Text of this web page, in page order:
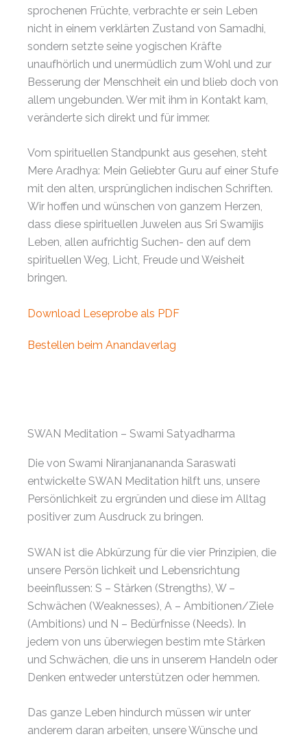
sprochenen Früchte, verbrachte er sein Leben
nicht in einem verklärten Zustand von Samadhi,
sondern setzte seine yogischen Kräfte
unaufhörlich und unermüdlich zum Wohl und zur
Besserung der Menschheit ein und blieb doch von
allem ungebunden. Wer mit ihm in Kontakt kam,
veränderte sich direkt und für immer.
Vom spirituellen Standpunkt aus gesehen, steht
Mere Aradhya: Mein Geliebter Guru auf einer Stufe
mit den alten, ursprünglichen indischen Schriften.
Wir hoffen und wünschen von ganzem Herzen,
dass diese spirituellen Juwelen aus Sri Swamijis
Leben, allen aufrichtig Suchen- den auf dem
spirituellen Weg, Licht, Freude und Weisheit
bringen.
Download Leseprobe als PDF
Bestellen beim Anandaverlag
SWAN Meditation – Swami Satyadharma
Die von Swami Niranjanananda Saraswati
entwickelte SWAN Meditation hilft uns, unsere
Persönlichkeit zu ergründen und diese im Alltag
positiver zum Ausdruck zu bringen.
SWAN ist die Abkürzung für die vier Prinzipien, die
unsere Persön lichkeit und Lebensrichtung
beeinflussen: S – Stärken (Strengths), W –
Schwächen (Weaknesses), A – Ambitionen/Ziele
(Ambitions) und N – Bedürfnisse (Needs). In
jedem von uns überwiegen bestim mte Stärken
und Schwächen, die uns in unserem Handeln oder
Denken entweder unterstützen oder hemmen.
Das ganze Leben hindurch müssen wir unter
anderem daran arbeiten, unsere Wünsche und